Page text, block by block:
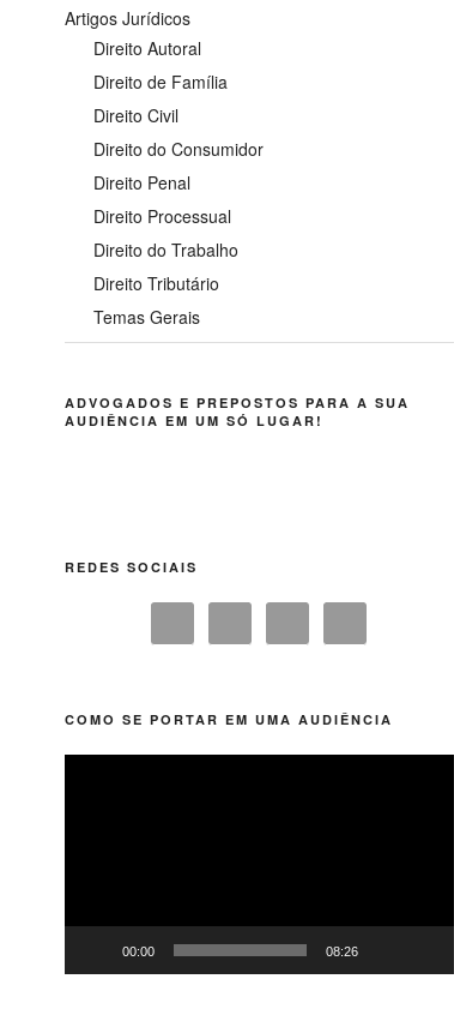
Artigos Jurídicos
Direito Autoral
Direito de Família
Direito Civil
Direito do Consumidor
Direito Penal
Direito Processual
Direito do Trabalho
Direito Tributário
Temas Gerais
ADVOGADOS E PREPOSTOS PARA A SUA
AUDIÊNCIA EM UM SÓ LUGAR!
REDES SOCIAIS
COMO SE PORTAR EM UMA AUDIÊNCIA
00:00 08:26